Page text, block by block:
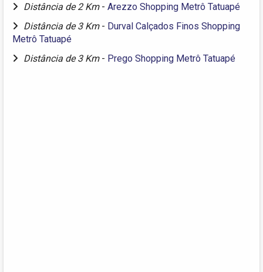
Distância de 2 Km - Arezzo Shopping Metrô Tatuapé
Distância de 3 Km - Durval Calçados Finos Shopping
Metrô Tatuapé
Distância de 3 Km - Prego Shopping Metrô Tatuapé